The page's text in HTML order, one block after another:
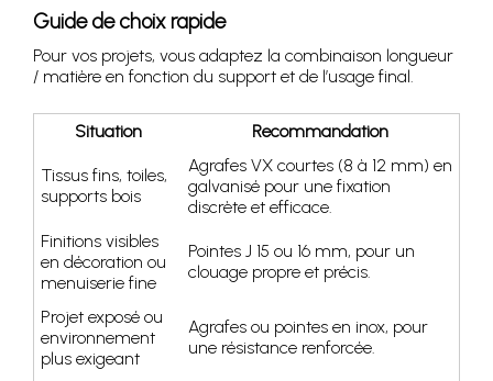
Guide de choix rapide
Pour vos projets, vous adaptez la combinaison longueur
/ matière en fonction du support et de l’usage final.
Situation Recommandation
Tissus fins, toiles,
supports bois
Agrafes VX courtes (8 à 12 mm) en
galvanisé pour une fixation
discrète et efficace.
Finitions visibles
en décoration ou
menuiserie fine
Pointes J 15 ou 16 mm, pour un
clouage propre et précis.
Projet exposé ou
environnement
plus exigeant
Agrafes ou pointes en inox, pour
une résistance renforcée.